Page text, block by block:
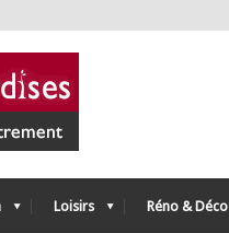
Loisirs Réno & Déco